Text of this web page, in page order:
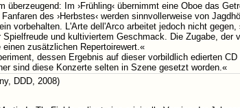
überzeugend: Im ›Frühling‹ übernimmt eine Oboe das
des ›Herbstes‹ werden sinnvollerweise von
vorbehalten. L'Arte dell'Arco arbeitet jedoch nicht
und kultiviertem Geschmack. Die Zugabe,
zusätzlichen Repertoirewert.«
dessen Ergebnis auf dieser vorbildlich edierten
sind diese Konzerte selten in Szene gesetzt worden.«
DDD, 2008)